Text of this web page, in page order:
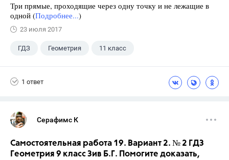
Три прямые, проходящие через одну точку и не лежащие в
одной (Подробнее...)
23 июля 2017
ГДЗ Геометрия 11 класс
1 ответ
Серафимс К
Самостоятельная работа 19. Вариант 2. № 2 ГДЗ
Геометрия 9 класс Зив Б.Г. Помогите доказать,